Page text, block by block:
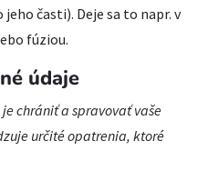
časti). Deje sa to napr. v
fúziou.
údaje
chrániť a spravovať vaše
určité opatrenia, ktoré